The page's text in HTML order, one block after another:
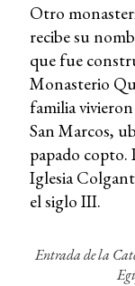
Otro
recibe su
que fue
Monasterio
familia
San Marcos,
papado copto.
Iglesia
el siglo III.
Entrada de la